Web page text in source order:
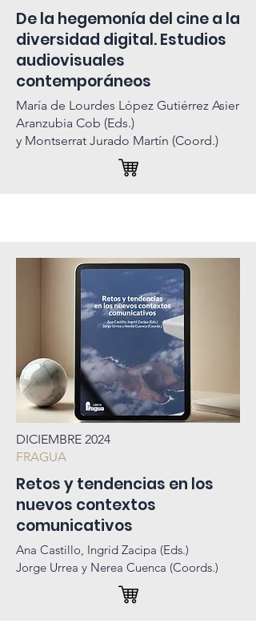
De la hegemonía del cine a la
diversidad digital. Estudios
audiovisuales
contemporáneos
María de Lourdes López Gutiérrez Asier
Aranzubia Cob (Eds.)
y Montserrat Jurado Martín (Coord.)
DICIEMBRE 2024
FRAGUA
Retos y tendencias en los
nuevos contextos
comunicativos
Ana Castillo, Ingrid Zacipa (Eds.)
Jorge Urrea y Nerea Cuenca (Coords.)